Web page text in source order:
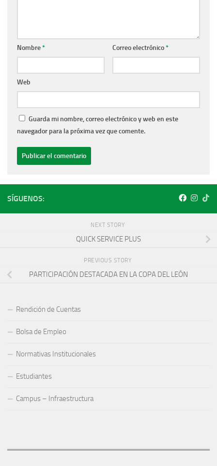
Nombre* Correo electrónico*
Web
Guarda mi nombre, correo electrónico y web en este
navegador para la próxima vez que comente.
SÍGUENOS:
NEXT STORY
QUICK SERVICE PLUS
PREVIOUS STORY
PARTICIPACIÓN DESTACADA EN LA COPA DEL LEÓN
Rendición de Cuentas
Bolsa de Empleo
Normativas Institucionales
Estudiantes
Campus – Infraestructura